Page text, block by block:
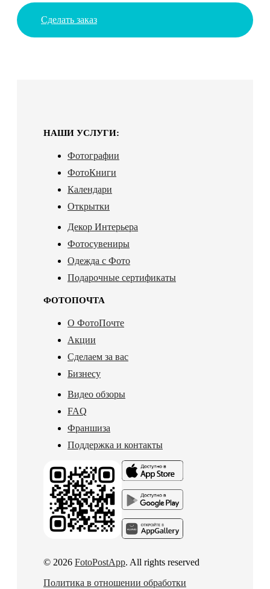
Сделать заказ
НАШИ УСЛУГИ:
Фотографии
ФотоКниги
Календари
Открытки
Декор Интерьера
Фотосувениры
Одежда с Фото
Подарочные сертификаты
ФОТОПОЧТА
О ФотоПочте
Акции
Сделаем за вас
Бизнесу
Видео обзоры
FAQ
Франшиза
Поддержка и контакты
© 2026 FotoPostApp. All rights reserved
Политика в отношении обработки